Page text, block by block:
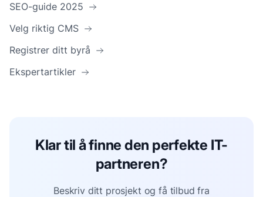
SEO-guide 2025
Velg riktig CMS
Registrer ditt byrå
Ekspertartikler
Klar til å finne den perfekte IT-
partneren?
Beskriv ditt prosjekt og få tilbud fra